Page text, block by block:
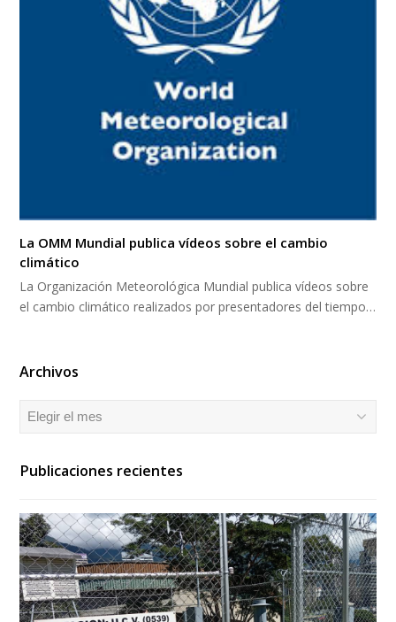
La OMM Mundial publica vídeos sobre el cambio
climático
La Organización Meteorológica Mundial publica vídeos sobre
el cambio climático realizados por presentadores del tiempo…
Archivos
Archivos
Publicaciones recientes